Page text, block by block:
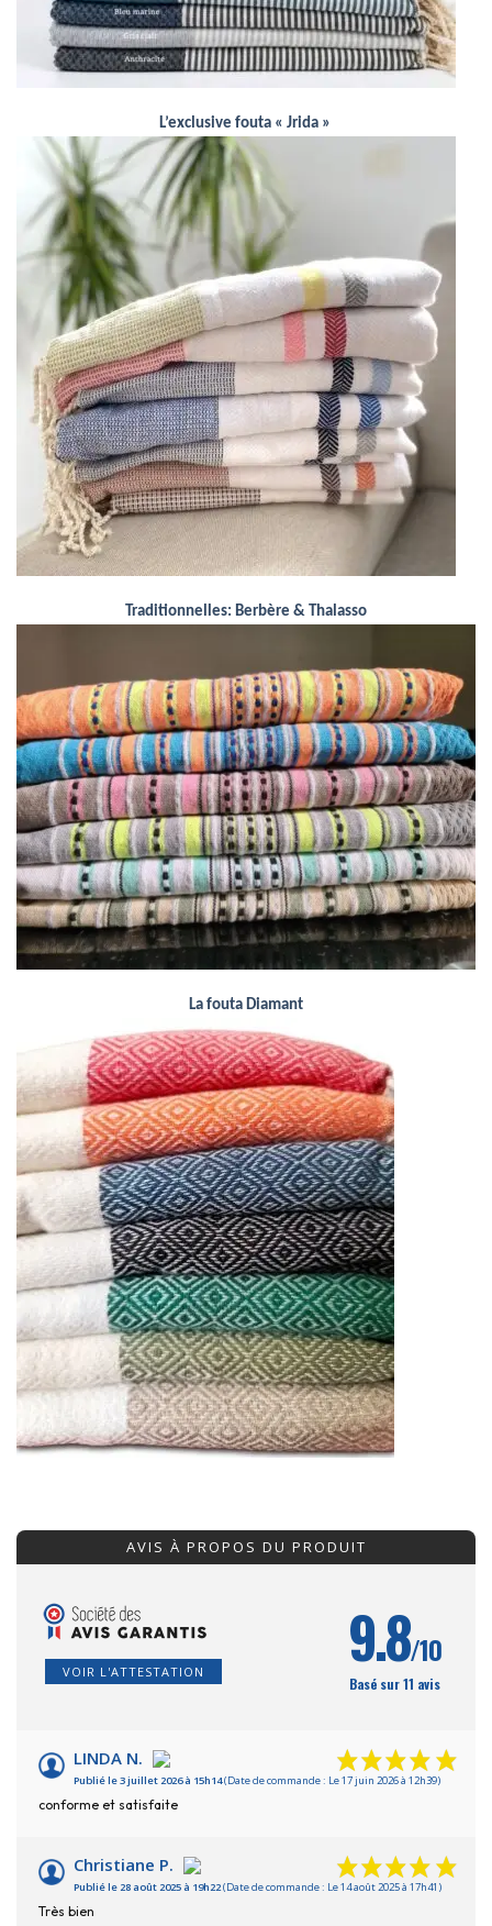
L’exclusive fouta « Jrida »
Traditionnelles: Berbère & Thalasso
La fouta Diamant
AVIS À PROPOS DU PRODUIT
VOIR L'ATTESTATION 9.8/10
Basé sur 11 avis
LINDA N.
Publié le 3 juillet 2026 à 15h14(Date de commande : Le 17 juin 2026 à 12h39)
conforme et satisfaite
Christiane P.
Publié le 28 août 2025 à 19h22(Date de commande : Le 14 août 2025 à 17h41)
Très bien